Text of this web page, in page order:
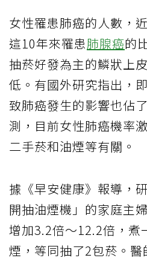
女性罹患肺癌的人數，
這10年來罹患肺腺癌的
抽菸好發為主的鱗狀上皮
低。有國外研究指出，
致肺癌發生的影響也佔
測，目前女性肺癌機率
二手菸和油煙等有關。
據《早安健康》報導，
開抽油煙機」的家庭主
增加3.2倍～12.2倍，煮
煙，等同抽了2包菸。